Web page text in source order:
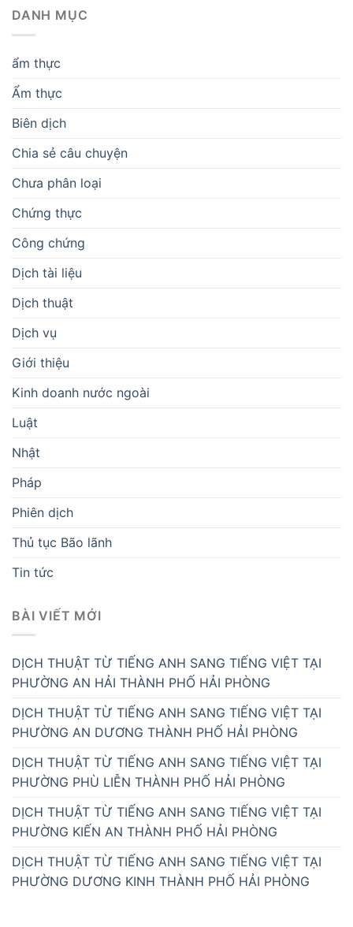
DANH MỤC
ẩm thực
Ẩm thực
Biên dịch
Chia sẻ câu chuyện
Chưa phân loại
Chứng thực
Công chứng
Dịch tài liệu
Dịch thuật
Dịch vụ
Giới thiệu
Kinh doanh nước ngoài
Luật
Nhật
Pháp
Phiên dịch
Thủ tục Bão lãnh
Tin tức
BÀI VIẾT MỚI
DỊCH THUẬT TỪ TIẾNG ANH SANG TIẾNG VIỆT TẠI
PHƯỜNG AN HẢI THÀNH PHỐ HẢI PHÒNG
DỊCH THUẬT TỪ TIẾNG ANH SANG TIẾNG VIỆT TẠI
PHƯỜNG AN DƯƠNG THÀNH PHỐ HẢI PHÒNG
DỊCH THUẬT TỪ TIẾNG ANH SANG TIẾNG VIỆT TẠI
PHƯỜNG PHÙ LIỄN THÀNH PHỐ HẢI PHÒNG
DỊCH THUẬT TỪ TIẾNG ANH SANG TIẾNG VIỆT TẠI
PHƯỜNG KIẾN AN THÀNH PHỐ HẢI PHÒNG
DỊCH THUẬT TỪ TIẾNG ANH SANG TIẾNG VIỆT TẠI
PHƯỜNG DƯƠNG KINH THÀNH PHỐ HẢI PHÒNG